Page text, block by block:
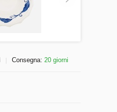
Consegna: 20 giorni